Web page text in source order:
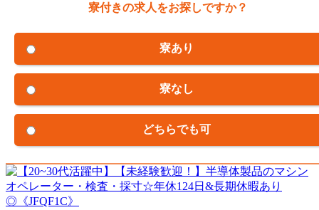
寮付きの求人をお探しですか？
寮あり
寮なし
どちらでも可